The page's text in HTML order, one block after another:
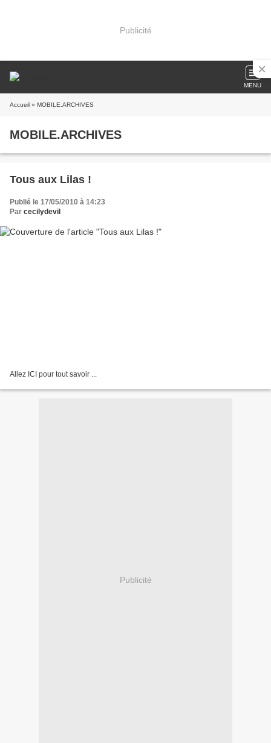
Publicité
MENU
Accueil » MOBILE.ARCHIVES
MOBILE.ARCHIVES
Tous aux Lilas !
Publié le 17/05/2010 à 14:23
Par cecilydevil
Allez ICI pour tout savoir ...
Publicité